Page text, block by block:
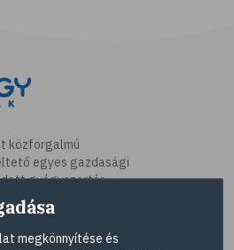
közforgalmú
egyes gazdasági
gyógyszertár
listáját és
kereső
megkönnyítése és